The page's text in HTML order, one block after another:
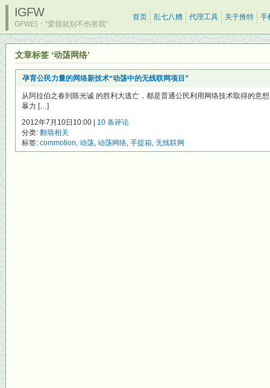
IGFW
GFW曰：“爱我就别不伤害我”
首页 乱七八糟 代理工具 关于推特 手
文章标签 ‘动荡网络’
孕育公民力量的网络新技术“动荡中的无线联网项目”
从阿拉伯之春到陈光诚 的胜利大逃亡，都是普通公民利用网络技术取得的意
暴力 […]
2012年7月10日10:00 | 10 条评论
分类: 翻墙相关
标签: commotion, 动荡, 动荡网络, 手提箱, 无线联网